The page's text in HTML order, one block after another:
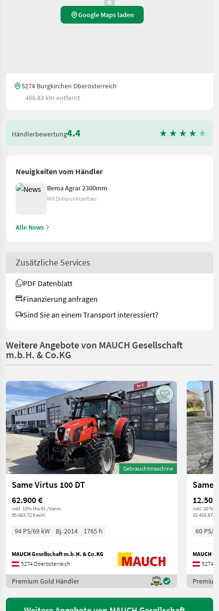
Google Maps laden
5274 Burgkirchen Oberösterreich
466.83 km entfernt
Händlerbewertung4.4
Neuigkeiten vom Händler
Bema Agrar 2300mm
Mit Dreipunktanbau
Alle News
Zusätzliche Services
PDF Datenblatt
Finanzierung anfragen
Sind Sie an einem Transport interessiert?
Weitere Angebote von MAUCH Gesellschaft
m.b.H. & Co.KG
Gebrauchtmaschine
Same Virtus 100 DT
62.900 €
inkl. 13% MwSt./Verm.
55.663,72 € exkl.
94 PS/69 kW Bj. 2014 1765 h
MAUCH Gesellschaft m.b.H. & Co.KG
5274 Oberösterreich
Premium Gold Händler
Same
12.500
inkl. 20 %
10.416,67 €
60 PS/
MAUCH
5274